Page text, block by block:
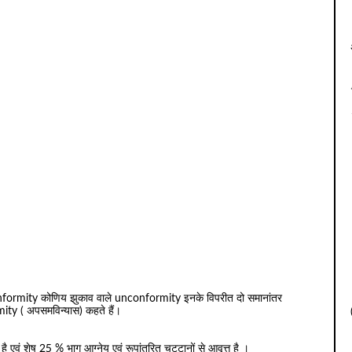
कोणिय झुकाव वाले unconformity इनके विपरीत दो समानांतर
( अपसमविन्यास) कहते हैं।
एवं शेष 25 % भाग आग्नेय एवं रूपांतरित चट्टानों से आवृत्त है ।